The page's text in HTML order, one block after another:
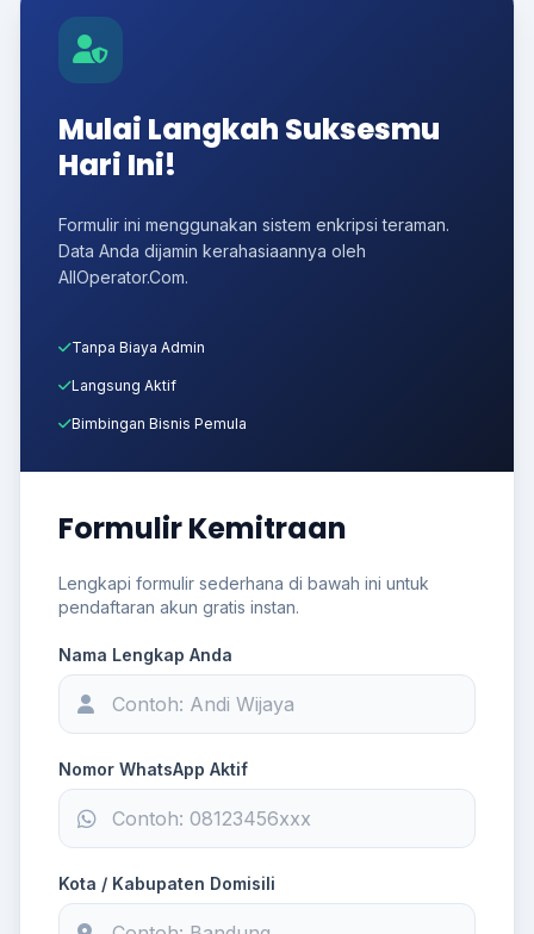
Mulai Langkah Suksesmu
Hari Ini!
Formulir ini menggunakan sistem enkripsi teraman.
Data Anda dijamin kerahasiaannya oleh
AllOperator.Com.
Tanpa Biaya Admin
Langsung Aktif
Bimbingan Bisnis Pemula
Formulir Kemitraan
Lengkapi formulir sederhana di bawah ini untuk
pendaftaran akun gratis instan.
Nama Lengkap Anda
Nomor WhatsApp Aktif
Kota / Kabupaten Domisili